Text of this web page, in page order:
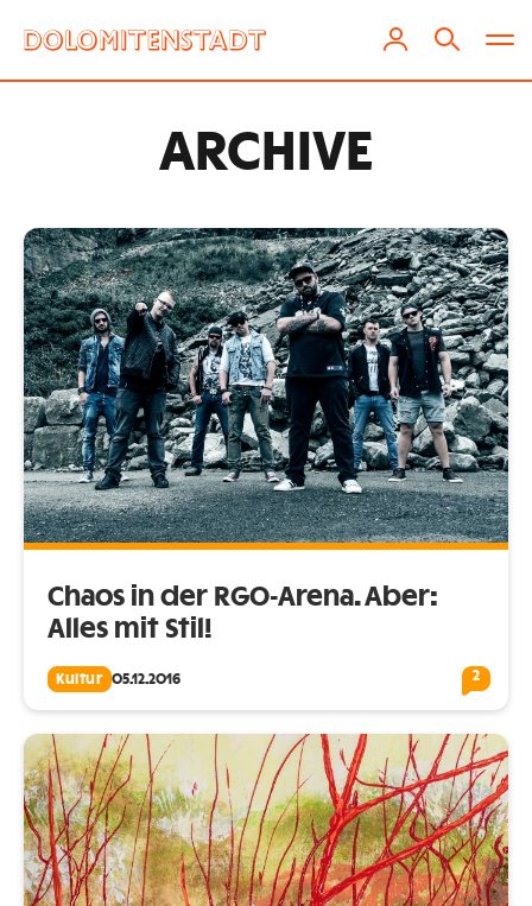
ARCHIVE
Chaos in der RGO-Arena. Aber:
Alles mit Stil!
Kultur 05.12.2016 2